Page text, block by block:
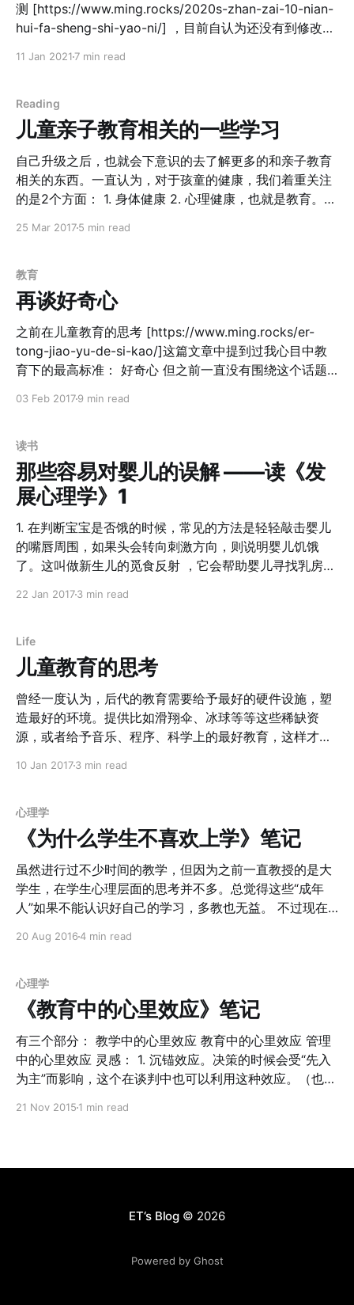
移，一方面是由于自身的安全受到挤压，否则俄罗斯将会
彻底沦落为三流国家； 中国也默许其发生，这是对美国秩
然会被打断； 乌克兰没有选择，但既然开战，就需要摆出
姿态。他们显然不会投奔俄罗斯；其次，如果两边都不讨
好，最后好权贵一定是死无葬身；对乌克兰权贵来讲，唯
一的选择就是全面拥抱西方，让自己有退路； 欧洲也没有
选择，选择 foll
测 [https://www.ming.rocks/2020s-zhan-zai-10-nian-
hui-fa-sheng-shi-yao-ni/] ，目前自认为还没有到修改自
论更是让 20 年的一年从悲剧般的开始，变成了滑稽般的
结束。 我其实也想倒逼自己跳出 20 年自己本身也跌宕起
伏的一年，来看看 21 年。 2021 年的世界 2021 年世界
会更加习惯新冠肺炎的常态，并且大概率在年中的时候会
有疫苗的普及，但是疫情对于世界的影响将会是深远的。
经济上 尤其在全球央行大范围放水的今天，疫情的减弱对
11 Jan 2021 7 min read
Reading
儿童亲子教育相关的一些学习
自己升级之后，也就会下意识的去了解更多的和亲子教育
相关的东西。一直认为，对于孩童的健康，我们着重关注
的是2个方面： 1. 身体健康 2. 心理健康，也就是教育。
觉开发等生理因素更相关。很多写的很好，但是网上也有
太多的人谈过这方面的内容，我就不展开了。 除此之外，
由于关注儿童教育，也读到了一些其他的教育相关的书
籍。其中有一些和之前创业的知识联系到了一起，也挺有
意思。 第一本书 《为什么学生不喜欢上学》，我之前在
这篇博客 [https://www.ming.rocks/wei-shi-yao-xue-
需要额外注意的点，
25 Mar 20175 min read
教育
再谈好奇心
之前在儿童教育的思考 [https://www.ming.rocks/er-
tong-jiao-yu-de-si-kao/]这篇文章中提到过我心目中教
育下的最高标准： 好奇心 但之前一直没有围绕这个话题
力 这个是显而易见的。茨维格曾经在《人类群星闪耀时》
[https://www.ming.rocks/shun-jian-de-li-liang/] 中，
描述了不多的几个改变人类历史进程的关键时刻。在这些
时刻中，往往就是历史洪流中的几个关键的人物的关键的
决定，改变了历史的进程。固然，我们会说，历史是人民
群众创造的，历史有其必然性；但是历史也有其偶然性
在，改变了人类历史进程的往往会有诸多的偶然因素相互
思想的进步，都是那些对本质问题有着强烈好奇心的人所
闪耀的“
03 Feb 20179 min read
读书
那些容易对婴儿的误解 ——读《发
展心理学》1
1. 在判断宝宝是否饿的时候，常见的方法是轻轻敲击婴儿
的嘴唇周围，如果头会转向刺激方向，则说明婴儿饥饿
了。这叫做新生儿的觅食反射 ，它会帮助婴儿寻找乳房或
儿在睡觉的时候，眼皮偶尔抬起，眼球转动，有时候这种
现象非常频繁，以至于会觉得这并不是REM（快速动眼
期） 。人们会说，宝宝在偷偷的瞄大人，增加安全感。事
实上，新生儿在出生后1、2月，至少有一半睡眠时间处于
快速动眼期，目前最广为接受的理论时，生命早期这种活
跃的REM可以位胎儿和新生儿提供足够的内部刺激来保证
对婴儿的啼哭作出迅速反应，那孩子啼哭的频率会越来越
低，因为这可以放置婴儿的焦虑。对于通过哭泣来获得关
注或者拥抱，新生儿还不具备这个认知能力，在6
22 Jan 20173 min read
Life
儿童教育的思考
曾经一度认为，后代的教育需要给予最好的硬件设施，塑
造最好的环境。提供比如滑翔伞、冰球等等这些稀缺资
源，或者给予音乐、程序、科学上的最好教育，这样才能
的观点给予了否定，他否定的并不是好奇心，而是提供最
好的教育条件并不意味儿童最好的成长。老爸的理由是：
TA有可能掌握了很多的技能，却依旧不能洞察这背后意味
着什么；人不仅要知道自己能做什么，而更需要了解自己
不能做什么 这个观点一下把我从所谓的非得上私立学校、
提供精英教育的思路中打醒。后来，我想把这句话背后意
Richard Shiffrin提出的大脑记忆“多重存储模型”，由于“工
输入”和“长时记忆”结合起来输入到“工作记忆区”，才能进
行理解的过程。没有足够的长时记忆，新的概念也无法真
正理解。因此， 事实性知识的确优先与抽象性知识。这意
味着没有足够
10 Jan 20173 min read
心理学
《为什么学生不喜欢上学》笔记
虽然进行过不少时间的教学，但因为之前一直教授的是大
学生，在学生心理层面的思考并不多。总觉得这些“成年
人”如果不能认识好自己的学习，多教也无益。 不过现在
何掌握好学生的心理是提升教学效果最关键的因素。 这也
授往往教学效果并不好。那是因为科研是学校的KPI，教学
并不是。 这本书很有意思的地方是在每章的结尾都有“对
课堂的启示”部分，对于反思教学过程非常有意义。 ------
----------------------------------------------------------
---------------- 1. 大脑不倾向于思考。这个和大脑的模型
有关，我们的工作区域很小，绝大部分都在长期记忆中。
20 Aug 20164 min read
心理学
《教育中的心里效应》笔记
有三个部分： 教学中的心里效应 教育中的心里效应 管理
中的心里效应 灵感： 1. 沉锚效应。决策的时候会受“先入
为主”而影响，这个在谈判中也可以利用这种效应。（也是
21 Nov 2015 1 min read
ET‘s Blog© 2026
Powered by Ghost